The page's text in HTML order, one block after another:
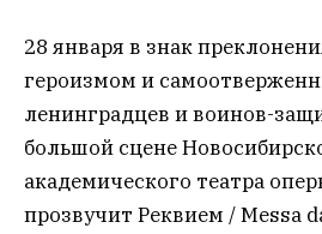
28 января в знак
героизмом и
ленинградцев и воинов-
большой сцене
академического театра
прозвучит Реквием / Messa